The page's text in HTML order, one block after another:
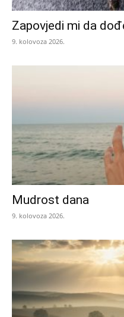
Zapovjedi mi da
9. kolovoza 2026.
Mudrost dana
9. kolovoza 2026.